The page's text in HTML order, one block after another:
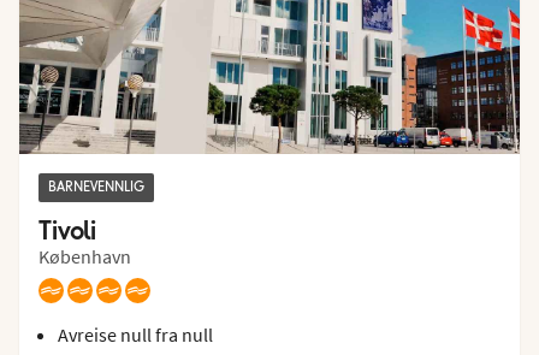
BARNEVENNLIG
Tivoli
København
Avreise null fra null